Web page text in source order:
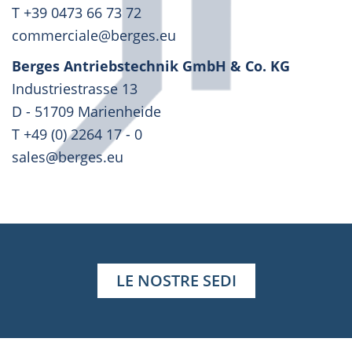
T +39 0473 66 73 72
commerciale@berges.eu
Berges Antriebstechnik GmbH & Co. KG
Industriestrasse 13
D - 51709 Marienheide
T +49 (0) 2264 17 - 0
sales@berges.eu
LE NOSTRE SEDI